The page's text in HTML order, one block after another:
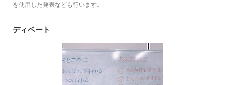
を使用した発表なども行います。
ディベート